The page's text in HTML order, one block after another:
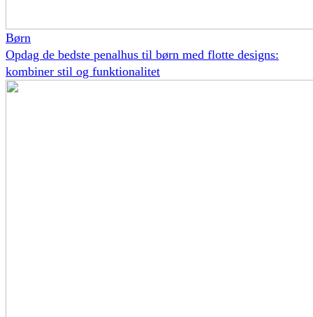
Børn
Opdag de bedste penalhus til børn med flotte designs:
kombiner stil og funktionalitet